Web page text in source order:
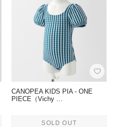
CANOPEA KIDS PIA - ONE
PIECE（Vichy …
SOLD OUT